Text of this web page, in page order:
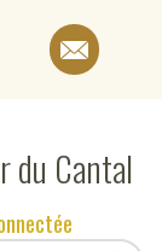
du Cantal